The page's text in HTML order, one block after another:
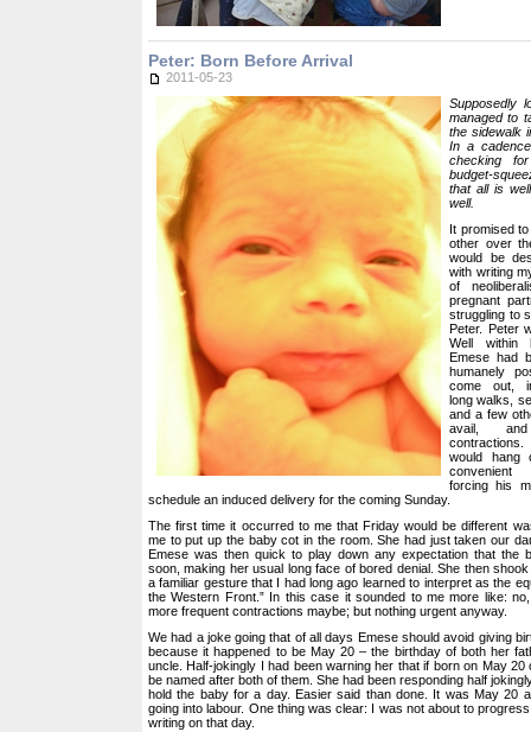
Peter: Born Before Arrival
2011-05-23
Supposedly
managed to
the sidewalk
In a
checking
budget-
that all is
well.
It promised
other over
would be
with writing
of
pregnant
struggling to
Peter. Peter
Well within
Emese had
humanely
come out,
long walks,
and a few
avail,
would hang
convenient
forcing his
schedule an induced delivery for the coming Sunday.
The first time it occurred to me that Friday would be different
me to put up the baby cot in the room. She had just taken our
Emese was then quick to play down any expectation that the
soon, making her usual long face of bored denial. She then
a familiar gesture that I had long ago learned to interpret as the
the Western Front.” In this case it sounded to me more like:
more frequent contractions maybe; but nothing urgent anyway.
We had a joke going that of all days Emese should avoid giving
because it happened to be May 20 – the birthday of both her
uncle. Half-jokingly I had been warning her that if born on May 20
be named after both of them. She had been responding half
hold the baby for a day. Easier said than done. It was May 20
going into labour. One thing was clear: I was not about to
writing on that day.